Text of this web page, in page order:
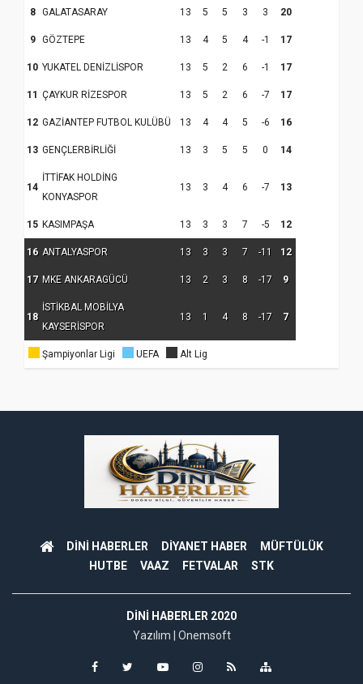
koparıyor mu?
8 GALATASARAY 13 5 5 3 3 20
9 GÖZTEPE 13 4 5 4 -1 17
10 YUKATEL DENİZLİSPOR 13 5 2 6 -1 17
11 ÇAYKUR RİZESPOR 13 5 2 6 -7 17
12 GAZİANTEP FUTBOL KULÜBÜ 13 4 4 5 -6 16
13 GENÇLERBİRLİĞİ 13 3 5 5 0 14
14
İTTİFAK HOLDİNG
KONYASPOR
13 3 4 6 -7 13
15 KASIMPAŞA 13 3 3 7 -5 12
16 ANTALYASPOR 13 3 3 7 -11 12
17 MKE ANKARAGÜCÜ 13 2 3 8 -17 9
18
İSTİKBAL MOBİLYA
KAYSERİSPOR
13 1 4 8 -17 7
Şampiyonlar Ligi UEFA Alt Lig
DİNİ HABERLER DİYANET HABER
MÜFTÜLÜK
HUTBE
VAAZ FETVALAR STK
DINI HABERLER 2020
Yazılım | Onemsoft